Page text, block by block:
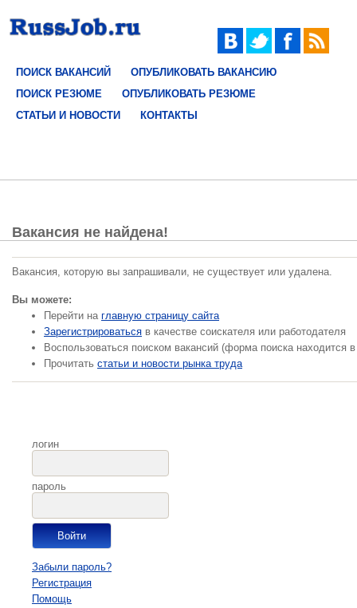
ПОИСК ВАКАНСИЙ
ОПУБЛИКОВАТЬ ВАКАНСИЮ
ПОИСК РЕЗЮМЕ
ОПУБЛИКОВАТЬ РЕЗЮМЕ
СТАТЬИ И НОВОСТИ
КОНТАКТЫ
Вакансия не найдена!
Вакансия, которую вы запрашивали, не существует или удалена.
Вы можете:
Перейти на главную страницу сайта
Зарегистрироваться в качестве соискателя или работодателя
Воспользоваться поиском вакансий (форма поиска находится
Прочитать статьи и новости рынка труда
логин
пароль
Забыли пароль?
Регистрация
Помощь